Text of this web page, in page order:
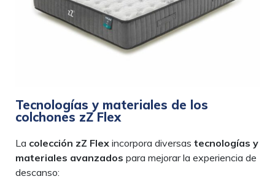
Tecnologías y materiales de los
colchones zZ Flex
La colección zZ Flex incorpora diversas tecnologías y
materiales avanzados para mejorar la experiencia de
descanso: